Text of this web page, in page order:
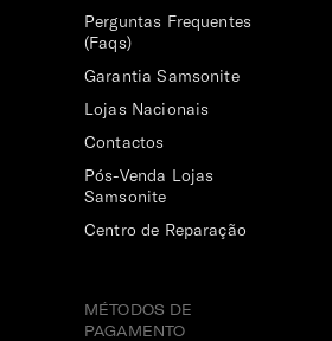
Perguntas Frequentes
(Faqs)
Garantia Samsonite
Lojas Nacionais
Contactos
Pós-Venda Lojas
Samsonite
Centro de Reparação
MÉTODOS DE
PAGAMENTO